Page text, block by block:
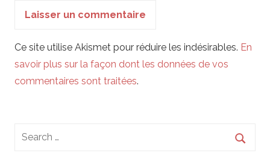
Ce site utilise Akismet pour réduire les indésirables. En
savoir plus sur la façon dont les données de vos
commentaires sont traitées.